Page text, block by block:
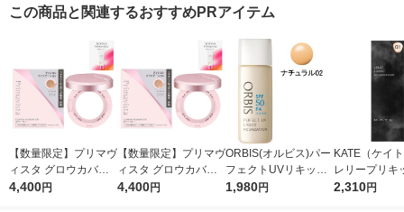
この商品と関連するおすすめPRアイテム
【数量限定】プリマヴ
ィスタ グロウカバー
クッション オークル
4,400円
【数量限定】プリマヴ
ィスタ グロウカバー
クッション オークル
4,400円
ORBIS(オルビス)パー
フェクトUVリキッド
ファンデーション(パ
1,980円
KATE（ケイ
レリープリキ
ンデーション
2,310円